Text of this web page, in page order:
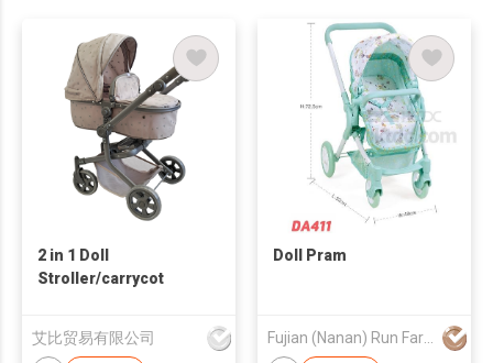
2 in 1 Doll
Stroller/carrycot
艾比贸易有限公司
Doll Pram
Fujian (Nanan) Run Far Baby Appliances Co., Ltd.